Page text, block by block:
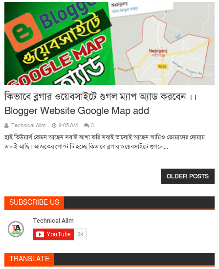
কিভাবে ব্লগার ওয়েবসাইটে গুগল ম্যাপ অ্যাড করবেন ।।
Blogger Website Google Map add
Technical Alim 9:05 AM 3
হাই ভিউয়ার্স কেমন আছেন সবাই আশা করি সবাই ভালোই আছেন আমিও তোমাদের দোয়ায়
ভালই আছি। আজকের পোস্ট টি হচ্ছে কিভাবে ব্লগার ওয়েবসাইটে গুগলে...
OLDER POSTS
SUBSCRIBE US
TRANSLATE